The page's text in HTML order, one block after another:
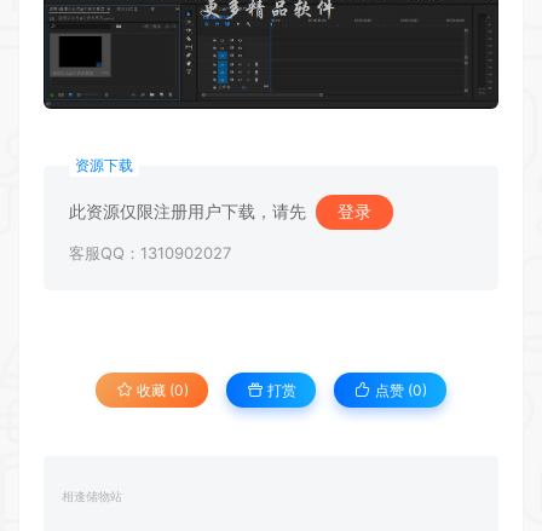
资源下载
此资源仅限注册用户下载，请先 登录
客服QQ：1310902027
收藏 (0) 打赏 点赞 (0)
相逢储物站